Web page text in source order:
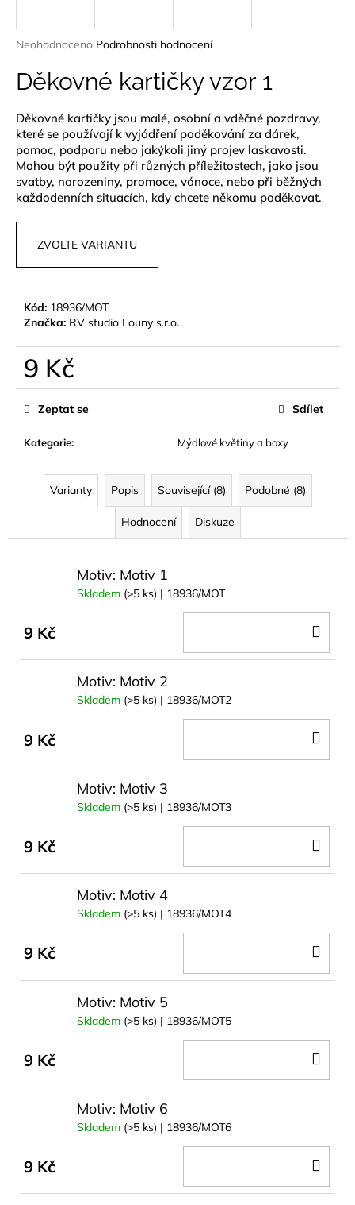
Průměrné
produktu
je
z
5
hvězdiček.
Neohodnoceno Podrobnosti hodnocení
Děkovné kartičky vzor 1
Děkovné kartičky jsou malé, osobní a vděčné pozdravy,
které se používají k vyjádření poděkování za dárek,
pomoc, podporu nebo jakýkoli jiný projev laskavosti.
Mohou být použity při různých příležitostech, jako jsou
svatby, narozeniny, promoce, vánoce, nebo při běžných
každodenních situacích, kdy chcete někomu poděkovat.
ZVOLTE VARIANTU
Kód: 18936/MOT
Značka: RV studio Louny s.r.o.
9 Kč
Měrná
cena:
Kategorie: Mýdlové květiny a boxy
Zeptat se Sdílet
Varianty Popis Související (8) Podobné (8)
Hodnocení Diskuze
Motiv: Motiv 1
Skladem (>5 ks) | 18936/MOT
9 Kč
Motiv: Motiv 2
Skladem (>5 ks) | 18936/MOT2
9 Kč
Motiv: Motiv 3
Skladem (>5 ks) | 18936/MOT3
9 Kč
Motiv: Motiv 4
Skladem (>5 ks) | 18936/MOT4
9 Kč
Motiv: Motiv 5
Skladem (>5 ks) | 18936/MOT5
9 Kč
Motiv: Motiv 6
Skladem (>5 ks) | 18936/MOT6
9 Kč
j
t
HLEDAT
o
p
o
u
u
j
e
e
NÁUŠNICE